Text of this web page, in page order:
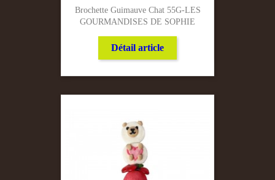
Brochette Guimauve Chat 55G-LES
GOURMANDISES DE SOPHIE
Détail article